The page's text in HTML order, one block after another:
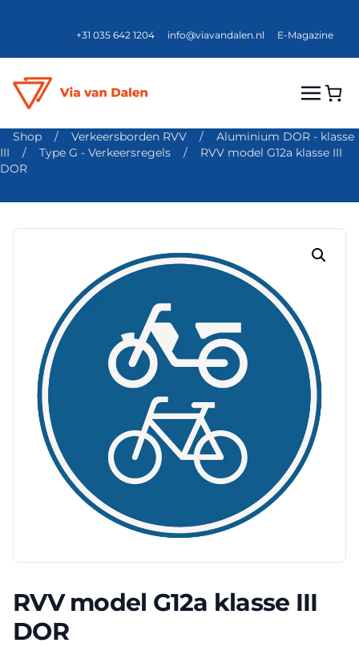
+31 035 642 1204 info@viavandalen.nl E-Magazine
Shop / Verkeersborden RVV /
Aluminium DOR - klasse
III
/ Type G - Verkeersregels /
RVV model G12a klasse III
DOR
RVV model G12a klasse III
DOR